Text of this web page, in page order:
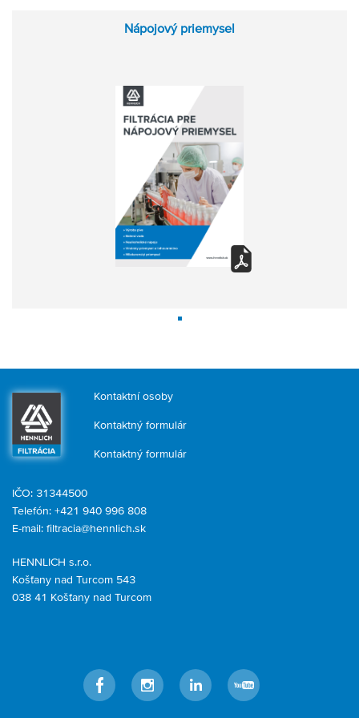
Nápojový priemysel
Kontaktní osoby
Kontaktný formulár
Kontaktný formulár
HENNLICH s.r.o.
Košťany nad Turcom 543
038 41 Košťany nad Turcom
IČO: 31344500
Telefón: +421 940 996 808
E-mail: filtracia@hennlich.sk
FacebookInstagramLinkedIn YouTube